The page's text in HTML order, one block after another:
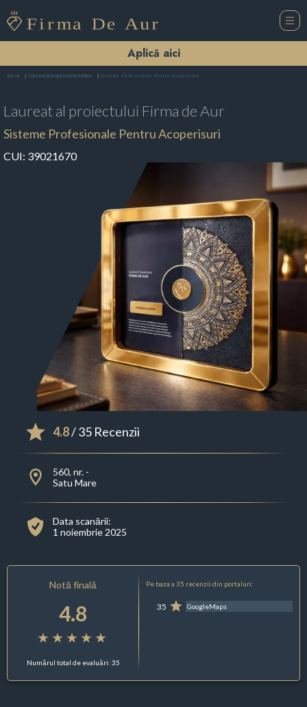
Aplică aici
Acasă Construcții Acoperișuri Satu Mare Sisteme Profesionale Pentru Acoperisuri
Laureat al proiectului Firma de Aur
Sisteme Profesionale Pentru Acoperisuri
CUI: 39021670
4.8/ 35 Recenzii
560, nr. -
Satu Mare
Data scanării:
1 noiembrie 2025
Notă finală
4.8
Numărul total de evaluări: 35
Pe baza a 35 recenzii din portaluri:
35 GoogleMaps